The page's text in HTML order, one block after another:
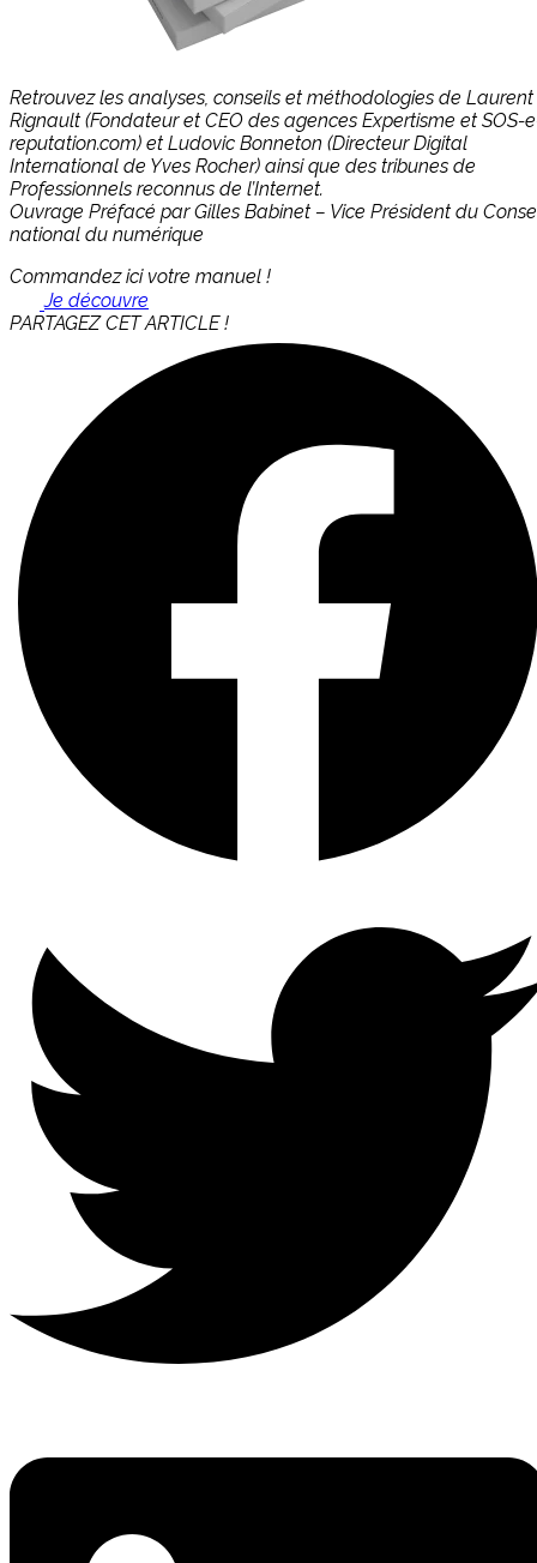
Retrouvez les analyses, conseils et méthodologies de Laurent
Rignault (Fondateur et CEO des agences Expertisme et SOS-
reputation.com) et Ludovic Bonneton (Directeur Digital
International de Yves Rocher) ainsi que des tribunes de
Professionnels reconnus de l’Internet.
Ouvrage Préfacé par Gilles Babinet – Vice Président du
national du numérique
Commandez ici votre manuel !
Je découvre
PARTAGEZ CET ARTICLE !